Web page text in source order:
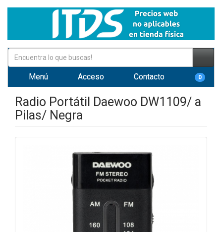
Menú Acceso Contacto 0
Radio Portátil Daewoo DW1109/ a
Pilas/ Negra